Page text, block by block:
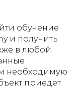
обучение
и получить
в любой
необходимую
приедет